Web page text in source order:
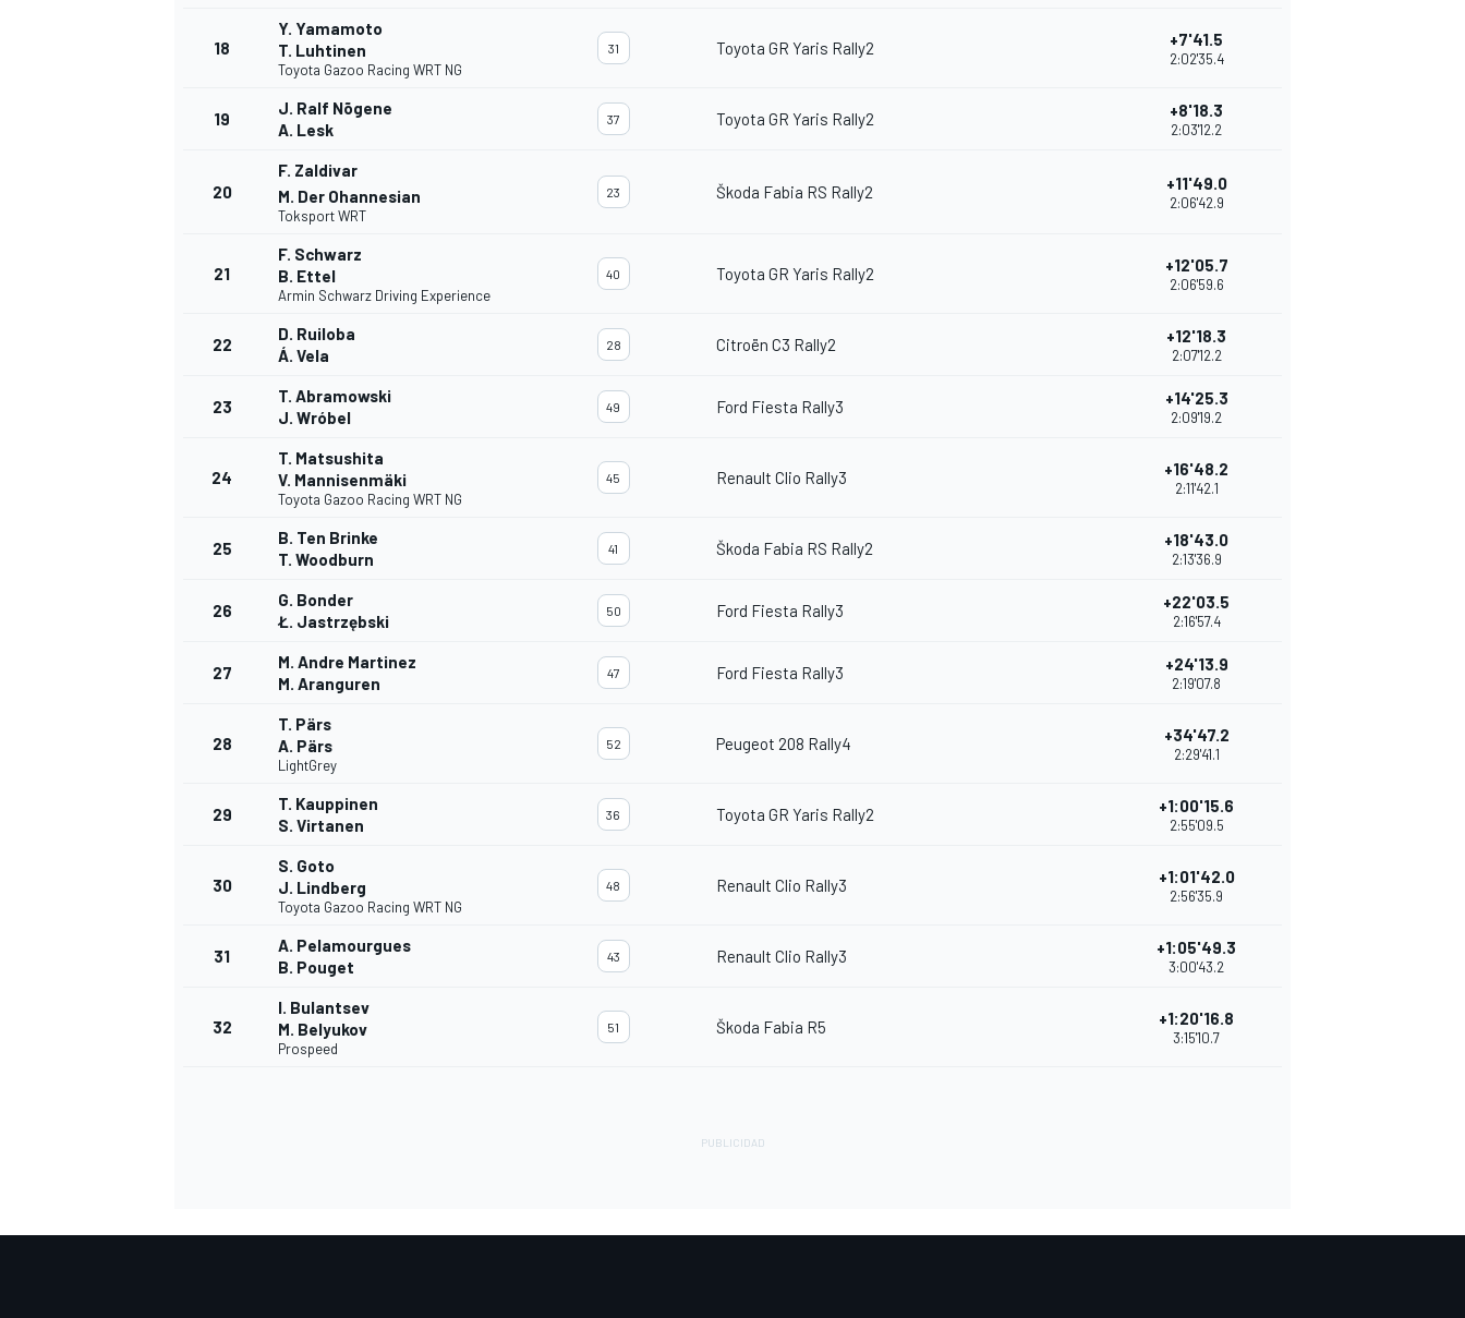
18
Y. Yamamoto
T. Luhtinen
Toyota Gazoo Racing WRT NG
31 Toyota GR Yaris Rally2 +7'41.5
2:02'35.4
19
J. Ralf Nõgene
A. Lesk
37 Toyota GR Yaris Rally2 +8'18.3
2:03'12.2
20
F. Zaldivar
M. Der Ohannesian
Toksport WRT
23 Škoda Fabia RS Rally2 +11'49.0
2:06'42.9
21
F. Schwarz
B. Ettel
Armin Schwarz Driving Experience
40 Toyota GR Yaris Rally2 +12'05.7
2:06'59.6
22
D. Ruiloba
Á. Vela
28 Citroën C3 Rally2 +12'18.3
2:07'12.2
23
T. Abramowski
J. Wróbel
49 Ford Fiesta Rally3 +14'25.3
2:09'19.2
24
T. Matsushita
V. Mannisenmäki
Toyota Gazoo Racing WRT NG
45 Renault Clio Rally3 +16'48.2
2:11'42.1
25
B. Ten Brinke
T. Woodburn
41 Škoda Fabia RS Rally2 +18'43.0
2:13'36.9
26
G. Bonder
Ł. Jastrzębski
50 Ford Fiesta Rally3 +22'03.5
2:16'57.4
27
M. Andre Martinez
M. Aranguren
47 Ford Fiesta Rally3 +24'13.9
2:19'07.8
28
T. Pärs
A. Pärs
LightGrey
52 Peugeot 208 Rally4 +34'47.2
2:29'41.1
29
T. Kauppinen
S. Virtanen
36 Toyota GR Yaris Rally2 +1:00'15.6
2:55'09.5
30
S. Goto
J. Lindberg
Toyota Gazoo Racing WRT NG
48 Renault Clio Rally3 +1:01'42.0
2:56'35.9
31
A. Pelamourgues
B. Pouget
43 Renault Clio Rally3 +1:05'49.3
3:00'43.2
32
I. Bulantsev
M. Belyukov
Prospeed
51 Škoda Fabia R5 +1:20'16.8
3:15'10.7